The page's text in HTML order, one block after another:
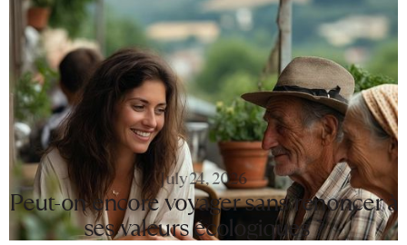
July 24, 2026
Peut-on encore voyager sans renoncer à
ses valeurs écologiques ?